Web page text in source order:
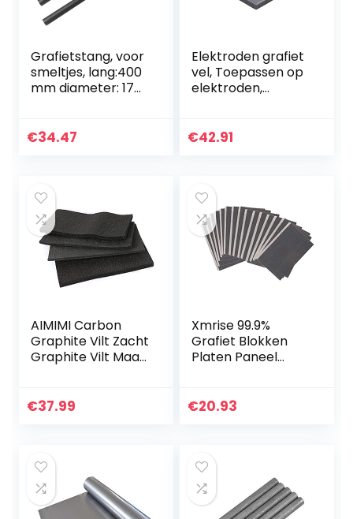
Grafietstang, voor
smeltjes, lang:400
mm diameter: 17
€34.47
Elektroden grafiet
vel, Toepassen op
elektroden,
mm (1st).
€42.91
AIMIMI Carbon
Graphite Vilt Zacht
Graphite Vilt Maat
warmtebehandeli
€37.99
Xmrise 99.9%
Grafiet Blokken
Platen Paneel
1.2″X0.96″
€20.93